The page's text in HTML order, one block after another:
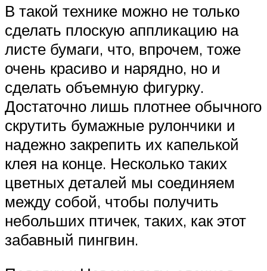
В такой технике можно не только
сделать плоскую аппликацию на
листе бумаги, что, впрочем, тоже
очень красиво и нарядно, но и
сделать объемную фигурку.
Достаточно лишь плотнее обычного
скрутить бумажные рулончики и
надежно закрепить их капелькой
клея на конце. Несколько таких
цветных деталей мы соединяем
между собой, чтобы получить
небольших птичек, таких, как этот
забавный пингвин.